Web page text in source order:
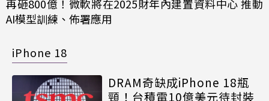
再砸800億！微軟將在2025財年內建置資料中心 推動
AI模型訓練、佈署應用
iPhone 18
DRAM奇缺成iPhone 18瓶
頸！台積電10億美元待封裝